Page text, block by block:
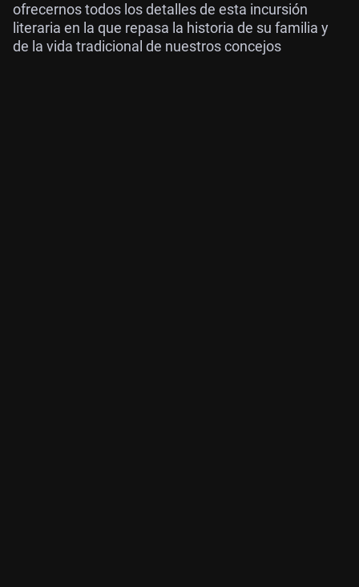
ofrecernos todos los detalles de esta incursión
literaria en la que repasa la historia de su familia y
de la vida tradicional de nuestros concejos